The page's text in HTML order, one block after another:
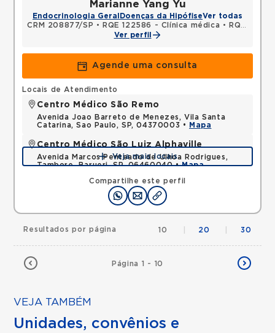
Marianne Yang Yu
Endocrinologia Geral Doenças da HipófiseVer todas
CRM 208877/SP • RQE 122586 - Clínica médica •
RQE 141521 - Endocrinologia e metabologia
Ver perfil
Agende uma consulta
Compartilhe este perfil
Locais de Atendimento
Centro Médico São Remo
Avenida Joao Barreto de Menezes, Vila Santa
Catarina, Sao Paulo, SP, 04370003 •
Mapa
Centro Médico São Luiz Alphaville
Avenida Marcos Penteado de Ulhoa Rodrigues,
Tambore, Barueri, SP, 06460040 •Mapa
Veja mais locais
Página 1 - 10
Resultados por página 10 20 30
VEJA TAMBÉM
Unidades, convênios e